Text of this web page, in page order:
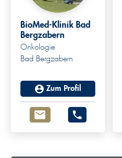
BioMed-Klinik Bad
Bergzabern
Onkologie
Bad Bergzabern
Zum Profil